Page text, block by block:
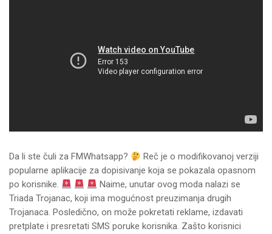
Da li ste čuli za FMWhatsapp?
Reč je o modifikovanoj verziji
popularne aplikacije za dopisivanje koja se pokazala opasnom
po korisnike.
Naime, unutar ovog moda nalazi se
Triada Trojanac, koji ima mogućnost preuzimanja drugih
Trojanaca. Posledično, on može pokretati reklame, izdavati
pretplate i presretati SMS poruke korisnika. Zašto korisnici